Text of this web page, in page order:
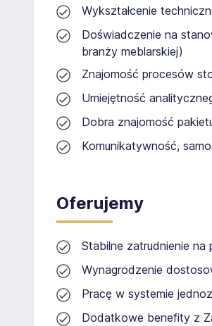
Wykształcenie
Doświadczenie na
branży meblarskiej)
Znajomość procesów
Umiejętność
Dobra znajomość
Komunikatywność,
Oferujemy
Stabilne zatrudnienie
Wynagrodzenie
Pracę w systemie
Dodatkowe benefity z